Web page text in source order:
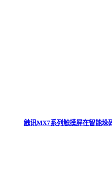
触讯MX7系列触摸屏在智能垛